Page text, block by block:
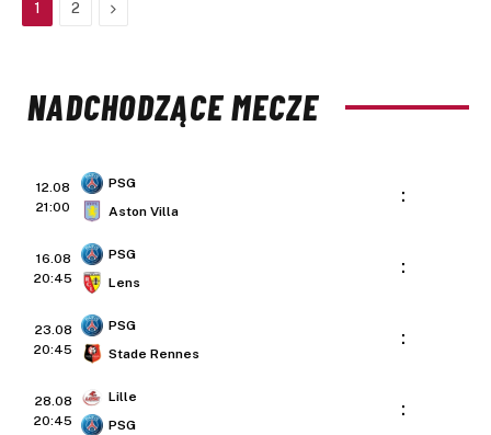
1 2 Next
NADCHODZĄCE MECZE
12.08
21:00
PSG
Aston Villa
:
16.08
20:45
PSG
Lens
:
23.08
20:45
PSG
Stade Rennes
:
28.08
20:45
Lille
PSG
: